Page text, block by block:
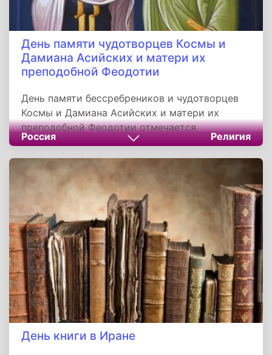
День памяти чудотворцев Космы и
Дамиана Асийских и матери их
преподобной Феодотии
День памяти бессребреников и чудотворцев
Космы и Дамиана Асийских и матери их
преподобной Феодотии отмечается
православными верующими 14 ноября. По
старому стилю эта дата приходится на 1
ноября.
Россия Религия
День книги в Иране